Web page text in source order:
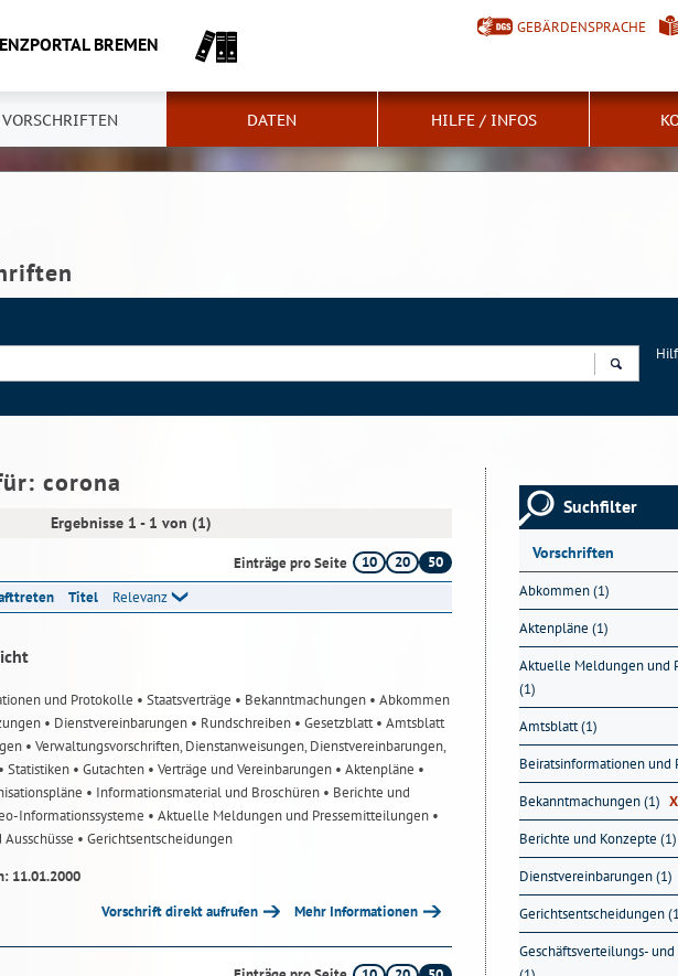
BREMEN
GEBÄRDENSPRACHE
VORSCHRIFTEN DATEN HILFE / INFOS
corona
Ergebnisse 1 - 1 von (1)
Einträge pro Seite 10 20
50
Titel Relevanz
und Protokolle • Staatsverträge • Bekanntmachungen • Abkommen
• Dienstvereinbarungen • Rundschreiben • Gesetzblatt• Amtsblatt
• Verwaltungsvorschriften, Dienstanweisungen, Dienstvereinbarungen,
• Statistiken • Gutachten • Verträge und Vereinbarungen • Aktenpläne •
• Informationsmaterial und Broschüren • Berichte und
Informationssysteme • Aktuelle Meldungen und Pressemitteilungen •
• Gerichtsentscheidungen
11.01.2000
Vorschrift direkt aufrufen Mehr Informationen
Suchfilter
Vorschriften
Abkommen (1)
Aktenpläne (1)
Aktuelle Meldungen und
(1)
Amtsblatt (1)
Beiratsinformationen und
Bekanntmachungen (1) X
Berichte und Konzepte (1)
Dienstvereinbarungen (1)
Gerichtsentscheidungen
Geschäftsverteilungs-